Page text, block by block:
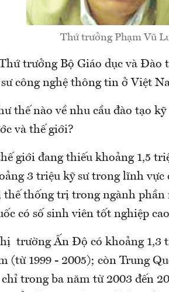
Thứ trưởng Phạm Vũ
trưởng Bộ Giáo dục và Đào
công nghệ thông tin ở Việt
thế nào về nhu cầu đào tạo
và thế giới?
giới đang thiếu khoảng 1,5
3 triệu kỹ sư trong lĩnh
thế thống trị trong ngành
có số sinh viên tốt nghiệp
trường Ấn Độ có khoảng 1,3
(từ 1999 - 2005); còn Trung
trong ba năm từ 2003 đến